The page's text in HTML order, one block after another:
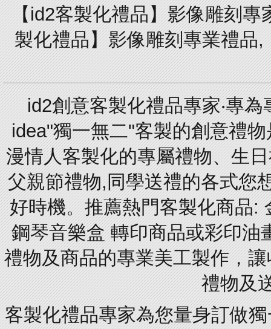
【id2客製化禮品】影像雕刻
製化禮品】影像雕刻專業禮品
id2創意客製化禮品專家‧專
idea"獨一無二"客製的創意禮
漫情人客製化的專屬禮物、生
父親節禮物,同學送禮的各式您
好時機。推薦熱門客製化商品:
鋼琴音樂盒 轉印商品或彩印油
禮物及商品的專業美工製作，
禮物及
客製化禮品專家為您量身訂做